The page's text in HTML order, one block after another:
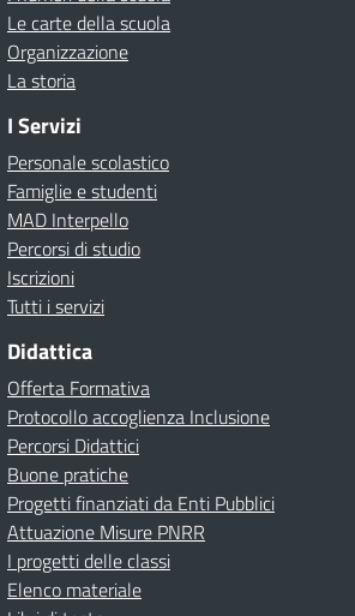
Le carte della scuola
Organizzazione
La storia
I Servizi
Personale scolastico
Famiglie e studenti
MAD Interpello
Percorsi di studio
Iscrizioni
Tutti i servizi
Didattica
Offerta Formativa
Protocollo accoglienza Inclusione
Percorsi Didattici
Buone pratiche
Progetti finanziati da Enti Pubblici
Attuazione Misure PNRR
I progetti delle classi
Elenco materiale